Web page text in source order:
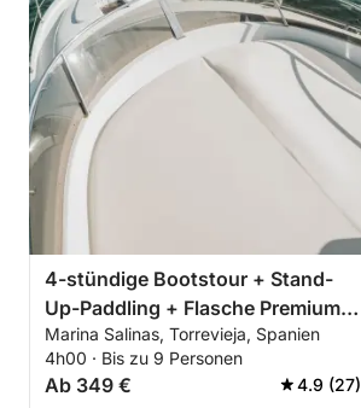
4-stündige Bootstour + Stand-
Up-Paddling + Flasche Premium-
Cava - ALLES INKLUSIVE
Marina Salinas, Torrevieja, Spanien
4h00 · Bis zu 9 Personen
Ab 349 € 4.9 (27)